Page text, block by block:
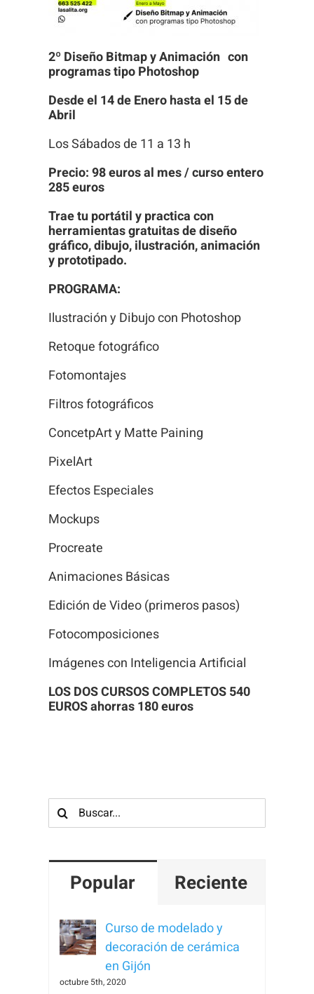
2º Diseño Bitmap y Animación con
programas tipo Photoshop
Desde el 14 de Enero hasta el 15 de
Abril
Los Sábados de 11 a 13 h
Precio: 98 euros al mes / curso entero
285 euros
Trae tu portátil y practica con
herramientas gratuitas de diseño
gráfico, dibujo, ilustración, animación
y prototipado.
PROGRAMA:
Ilustración y Dibujo con Photoshop
Retoque fotográfico
Fotomontajes
Filtros fotográficos
ConcetpArt y Matte Paining
PixelArt
Efectos Especiales
Mockups
Procreate
Animaciones Básicas
Edición de Video (primeros pasos)
Fotocomposiciones
Imágenes con Inteligencia Artificial
LOS DOS CURSOS COMPLETOS 540
EUROS ahorras 180 euros
Buscar:
Popular Reciente
Curso de modelado y
decoración de cerámica
en Gijón
octubre 5th, 2020